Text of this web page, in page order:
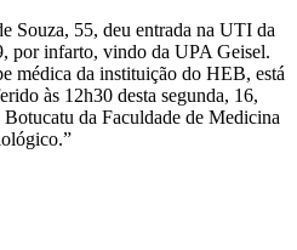
Souza, 55, deu entrada na UTI da
por infarto, vindo da UPA Geisel.
médica da instituição do HEB, está
às 12h30 desta segunda, 16,
da Faculdade de Medicina